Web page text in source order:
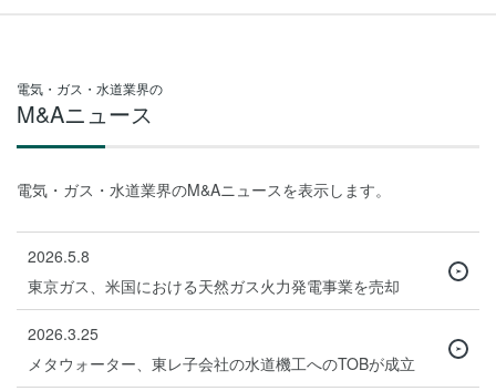
電気・ガス・水道業界の
M&Aニュース
電気・ガス・水道業界のM&Aニュースを表示します。
2026.5.8
東京ガス、米国における天然ガス火力発電事業を売却
2026.3.25
メタウォーター、東レ子会社の水道機工へのTOBが成立